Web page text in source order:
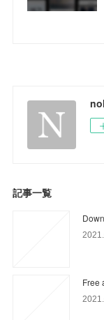
記事一覧
Free